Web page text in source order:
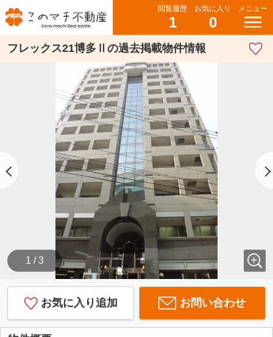
閲覧履歴
1
お気に入り
0
メニュー
フレックス21博多Ⅱの過去掲載物件情報
1 / 3
お気に入り追加 お問い合わせ